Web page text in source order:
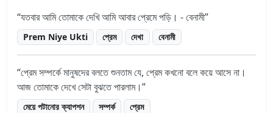
যতবার আমি তোমাকে দেখি আমি আবার প্রেমে পড়ি। - বেনামী
Prem Niye Ukti প্রেম দেখা বেনামী
প্রেম সম্পর্কে মানুষদের বলতে শুনতাম যে, প্রেম কখনো বলে কয়ে আসে না।
আজ তোমাকে দেখে সেটা বুঝতে পারলাম।
মেয়ে পটানোর ক্যাপশন সম্পর্ক প্রেম